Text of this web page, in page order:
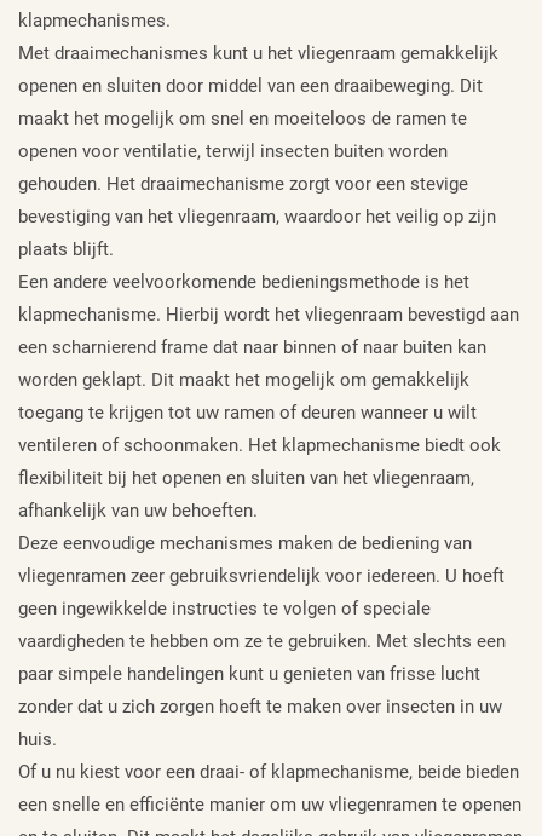
klapmechanismes.
Met draaimechanismes kunt u het vliegenraam gemakkelijk
openen en sluiten door middel van een draaibeweging. Dit
maakt het mogelijk om snel en moeiteloos de ramen te
openen voor ventilatie, terwijl insecten buiten worden
gehouden. Het draaimechanisme zorgt voor een stevige
bevestiging van het vliegenraam, waardoor het veilig op zijn
plaats blijft.
Een andere veelvoorkomende bedieningsmethode is het
klapmechanisme. Hierbij wordt het vliegenraam bevestigd aan
een scharnierend frame dat naar binnen of naar buiten kan
worden geklapt. Dit maakt het mogelijk om gemakkelijk
toegang te krijgen tot uw ramen of deuren wanneer u wilt
ventileren of schoonmaken. Het klapmechanisme biedt ook
flexibiliteit bij het openen en sluiten van het vliegenraam,
afhankelijk van uw behoeften.
Deze eenvoudige mechanismes maken de bediening van
vliegenramen zeer gebruiksvriendelijk voor iedereen. U hoeft
geen ingewikkelde instructies te volgen of speciale
vaardigheden te hebben om ze te gebruiken. Met slechts een
paar simpele handelingen kunt u genieten van frisse lucht
zonder dat u zich zorgen hoeft te maken over insecten in uw
huis.
Of u nu kiest voor een draai- of klapmechanisme, beide bieden
een snelle en efficiënte manier om uw vliegenramen te openen